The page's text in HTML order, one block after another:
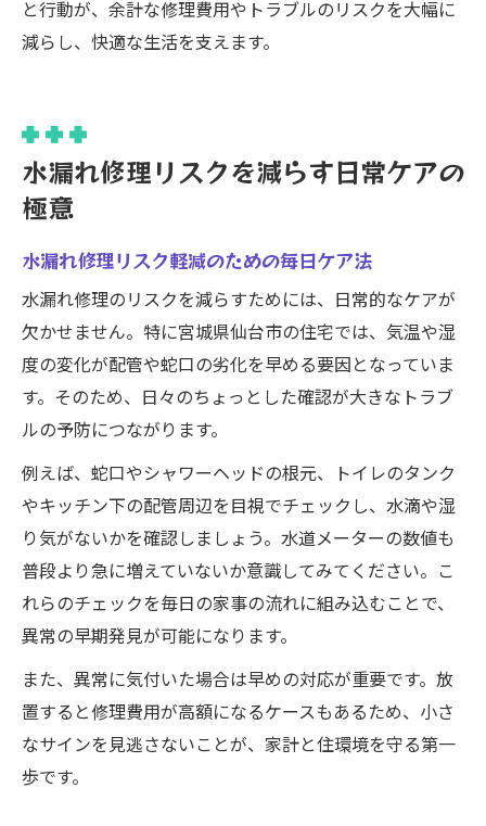
と行動が、余計な修理費用やトラブルのリスクを大幅に
減らし、快適な生活を支えます。
水漏れ修理リスクを減らす日常ケアの
極意
水漏れ修理リスク軽減のための毎日ケア法
水漏れ修理のリスクを減らすためには、日常的なケアが
欠かせません。特に宮城県仙台市の住宅では、気温や湿
度の変化が配管や蛇口の劣化を早める要因となっていま
す。そのため、日々のちょっとした確認が大きなトラブ
ルの予防につながります。
例えば、蛇口やシャワーヘッドの根元、トイレのタンク
やキッチン下の配管周辺を目視でチェックし、水滴や湿
り気がないかを確認しましょう。水道メーターの数値も
普段より急に増えていないか意識してみてください。こ
れらのチェックを毎日の家事の流れに組み込むことで、
異常の早期発見が可能になります。
また、異常に気付いた場合は早めの対応が重要です。放
置すると修理費用が高額になるケースもあるため、小さ
なサインを見逃さないことが、家計と住環境を守る第一
歩です。